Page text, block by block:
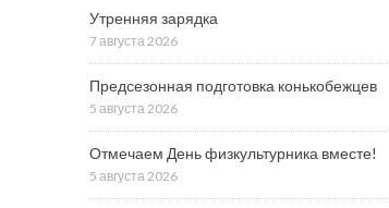
Утренняя зарядка
7 августа 2026
Предсезонная подготовка конькобежцев
5 августа 2026
Отмечаем День физкультурника вместе!
5 августа 2026